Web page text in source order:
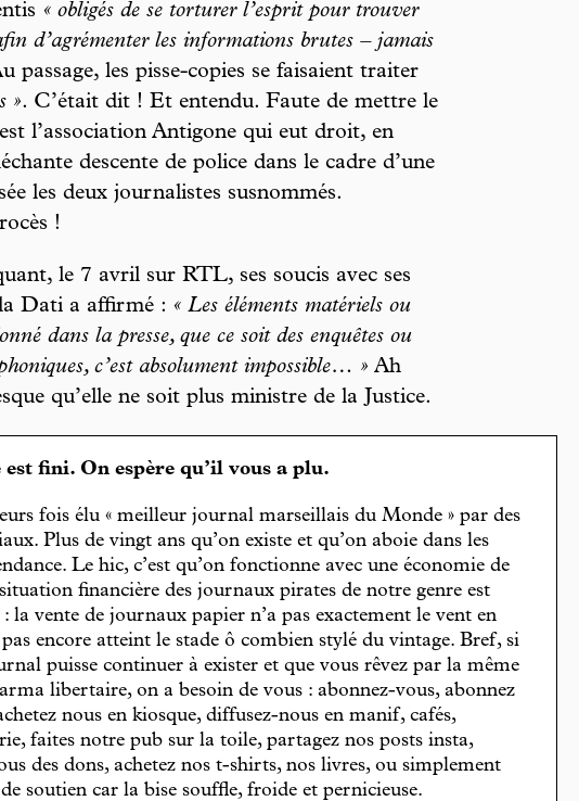
« obligés de se torturer l’esprit pour trouver
d’agrémenter les informations brutes – jamais
passage, les pisse-copies se faisaient traiter
». C’était dit ! Et entendu. Faute de mettre le
l’association Antigone qui eut droit, en
descente de police dans le cadre d’une
les deux journalistes susnommés.
!
le 7 avril sur RTL, ses soucis avec ses
Dati a affirmé : « Les éléments matériels ou
dans la presse, que ce soit des enquêtes ou
c’est absolument impossible… » Ah
qu’elle ne soit plus ministre de la Justice.
fini. On espère qu’il vous a plu.
fois élu « meilleur journal marseillais du Monde » par des
Plus de vingt ans qu’on existe et qu’on aboie dans les
Le hic, c’est qu’on fonctionne avec une économie de
financière des journaux pirates de notre genre est
la vente de journaux papier n’a pas exactement le vent en
encore atteint le stade ô combien stylé du vintage. Bref, si
puisse continuer à exister et que vous rêvez par la même
libertaire, on a besoin de vous : abonnez-vous, abonnez
nous en kiosque, diffusez-nous en manif, cafés,
faites notre pub sur la toile, partagez nos posts insta,
des dons, achetez nos t-shirts, nos livres, ou simplement
soutien car la bise souffle, froide et pernicieuse.